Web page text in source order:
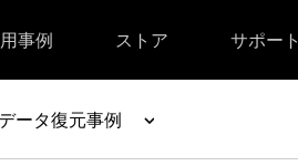
メディア変換!)
事例 ストア サポート
データ復元事例